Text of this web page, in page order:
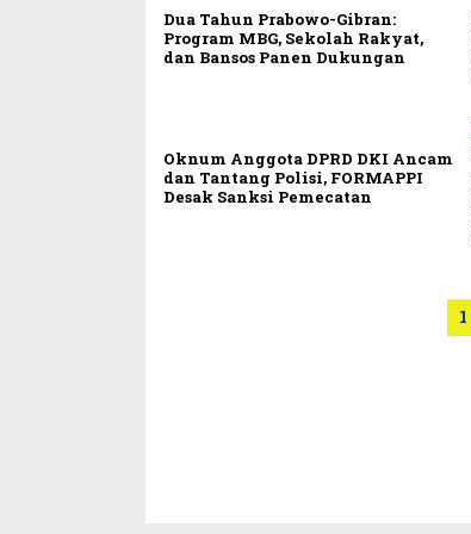
Dua Tahun Prabowo-Gibran:
Program MBG, Sekolah Rakyat,
dan Bansos Panen Dukungan
Oknum Anggota DPRD DKI Ancam
dan Tantang Polisi, FORMAPPI
Desak Sanksi Pemecatan
1